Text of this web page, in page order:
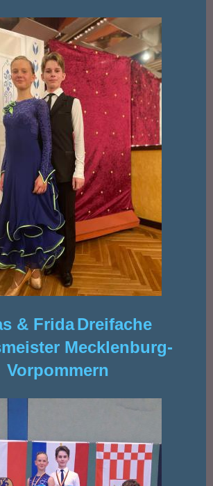
& Frida Dreifache
Mecklenburg-
Vorpommern